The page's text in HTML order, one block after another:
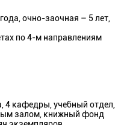
очно-заочная – 5 лет,
по 4-м направлениям
4 кафедры, учебный отдел,
залом, книжный фонд